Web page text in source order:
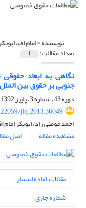
نویسنده =امام اف،
تعداد مقالات: 1
نگاهی به ابعاد حقوقی
جنوبی بر حقوق بین
دوره 43، شماره 3، پاییز 1392، صفحه
jlq.2013.36049
احمد مومنی راد، ابوبکر امام
مشاهده مقاله
اصل
مقالات آماده انتشار
شماره جاری